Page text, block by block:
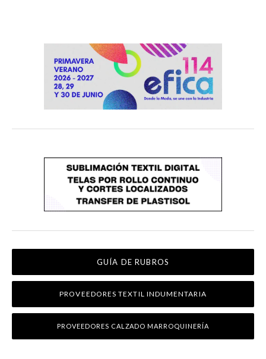
GUÍA DE RUBROS
PROVEEDORES TEXTIL INDUMENTARIA
PROVEEDORES CALZADO MARROQUINERÍA